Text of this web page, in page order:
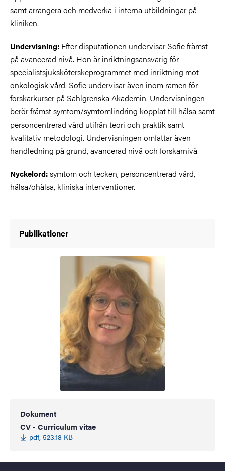
samt arrangera och medverka i interna utbildningar på
kliniken.
Undervisning: Efter disputationen undervisar Sofie främst
på avancerad nivå. Hon är inriktningsansvarig för
specialistsjuksköterskeprogrammet med inriktning mot
onkologisk vård. Sofie undervisar även inom ramen för
forskarkurser på Sahlgrenska Akademin. Undervisningen
berör främst symtom/symtomlindring kopplat till hälsa samt
personcentrerad vård utifrån teori och praktik samt
kvalitativ metodologi. Undervisningen omfattar även
handledning på grund, avancerad nivå och forskarnivå.
Nyckelord:symtom och tecken, personcentrerad vård,
hälsa/ohälsa, kliniska interventioner.
Publikationer
Dokument
CV - Curriculum vitae
pdf, 523.18 KB